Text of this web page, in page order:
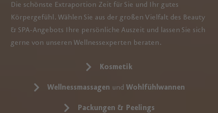
Die schönste Extraportion Zeit für Sie und Ihr gutes
Körpergefühl. Wählen Sie aus der großen Vielfalt des Beauty
& SPA-Angebots Ihre persönliche Auszeit und lassen Sie sich
gerne von unseren Wellnessexperten beraten.
Kosmetik
Wellnessmassagen und Wohlfühlwannen
Packungen & Peelings